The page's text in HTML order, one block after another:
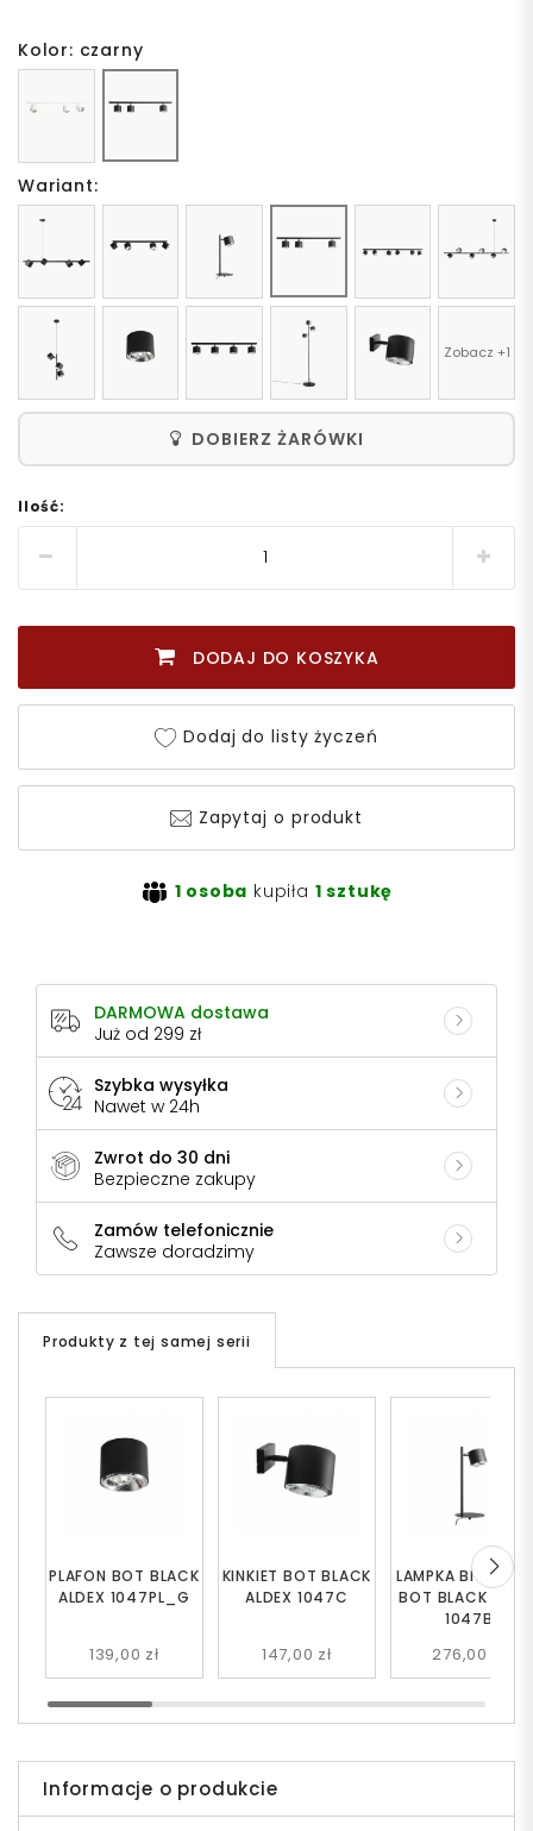
Kolor: czarny
Wariant:
Zobacz +1
DOBIERZ ŻARÓWKI
Ilość:
DODAJ DO KOSZYKA
Dodaj do listy życzeń
Zapytaj o produkt
1 osoba kupiła 1 sztukę
DARMOWA dostawa
Już od 299 zł
Szybka wysyłka
Nawet w 24h
Zwrot do 30 dni
Bezpieczne zakupy
Zamów telefonicznie
Zawsze doradzimy
Produkty z tej samej serii
PLAFON BOT BLACK
ALDEX 1047PL_G
139,00 zł
KINKIET BOT BLACK
ALDEX 1047C
147,00 zł
LAMPKA
BOT BLACK
1047B
276,00 zł
Informacje o produkcie